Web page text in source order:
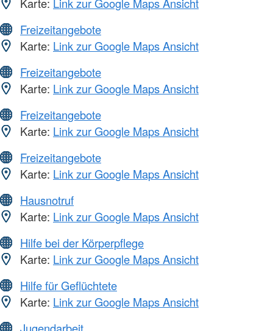
Karte: Link zur Google Maps Ansicht
Freizeitangebote
Karte: Link zur Google Maps Ansicht
Freizeitangebote
Karte: Link zur Google Maps Ansicht
Freizeitangebote
Karte: Link zur Google Maps Ansicht
Freizeitangebote
Karte: Link zur Google Maps Ansicht
Hausnotruf
Karte: Link zur Google Maps Ansicht
Hilfe bei der Körperpflege
Karte: Link zur Google Maps Ansicht
Hilfe für Geflüchtete
Karte: Link zur Google Maps Ansicht